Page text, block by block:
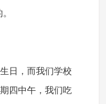
日，而我们学校
四中午，我们吃